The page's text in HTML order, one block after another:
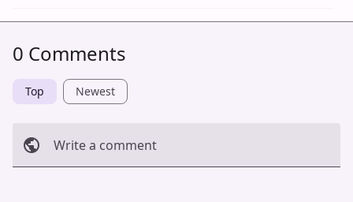
0 Comments
Top Newest
Write a comment